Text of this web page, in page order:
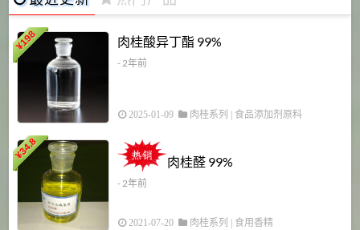
¥
198 肉桂酸异丁酯 99%
- 2年前
2025-01-09 肉桂系列 食品添加剂原料
¥
34.8
肉桂醛 99%
- 2年前
2021-07-20 肉桂系列 食用香精